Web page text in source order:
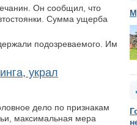
Он сообщил, что
Сумма ущерба
подозреваемого. Им
украл
дело по признакам
максимальная мера